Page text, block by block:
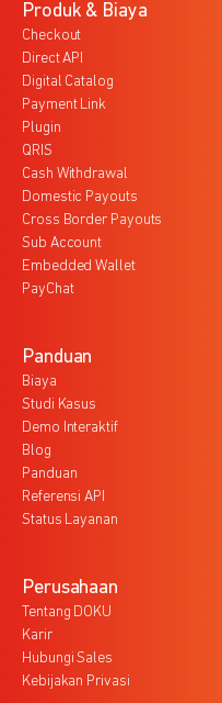
Produk & Biaya
Checkout
Direct API
Digital Catalog
Payment Link
Plugin
QRIS
Cash Withdrawal
Domestic Payouts
Cross Border Payouts
Sub Account
Embedded Wallet
PayChat
Panduan
Biaya
Studi Kasus
Demo Interaktif
Blog
Panduan
Referensi API
Status Layanan
Perusahaan
Tentang DOKU
Karir
Hubungi Sales
Kebijakan Privasi